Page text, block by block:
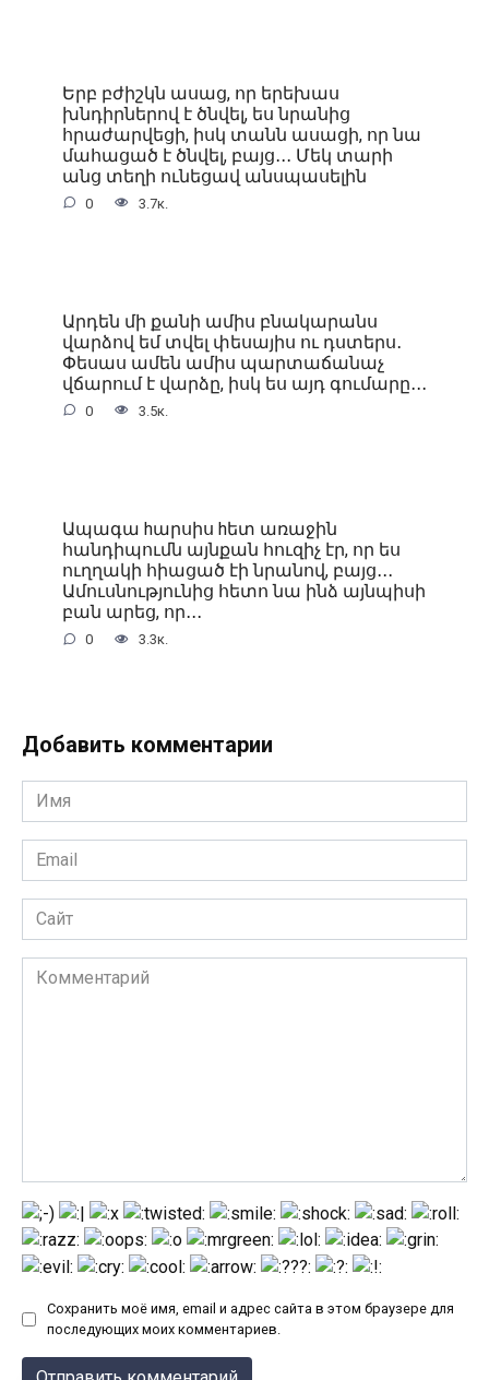
Երբ բժիշկն ասաց, որ երեխաս
խնդիրներով է ծնվել, ես նրանից
հրաժարվեցի, իսկ տանն ասացի, որ նա
մահացած է ծնվել, բայց․․․ Մեկ տարի
անց տեղի ունեցավ անսպասելին
0 3.7к.
Արդեն մի քանի ամիս բնակարանս
վարձով եմ տվել փեսայիս ու դստերս․
Փեսաս ամեն ամիս պարտաճանաչ
վճարում է վարձը, իսկ ես այդ գումարը․․․
0 3.5к.
Ապագա hարսիս hետ առաջին
հանդիպումն այնքան հուզիչ էր, որ ես
ուղղակի հիացած էի նրանով, բայց․․․
Ամուսնությունից հետո նա ինձ այնպիսի
բան արեց, որ․․․
0 3.3к.
Добавить комментарии
Имя
*
Email
*
Сайт
Комментарий
Сохранить моё имя, email и адрес сайта в этом браузере для
последующих моих комментариев.